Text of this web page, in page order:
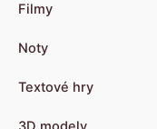
Filmy
Noty
Textové hry